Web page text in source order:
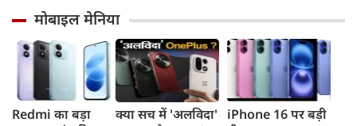
रील नशा है, छात्रों की
गूंज में बोले राहुल
गांधी
जयराम महतो ने
किया अनशन का
ऐलान
दरवाजों' का सच
में
स्कूल
मोबाइल मेनिया
Redmi का बड़ा
क्या सच में 'अलविदा'
iPhone 16 पर बड़ी